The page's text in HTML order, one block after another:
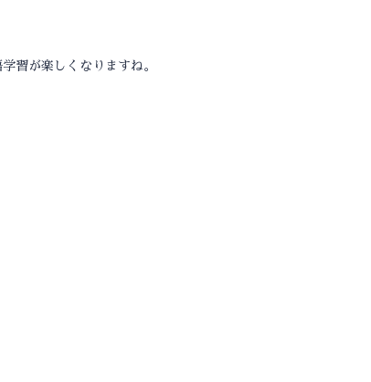
習が楽しくなりますね。